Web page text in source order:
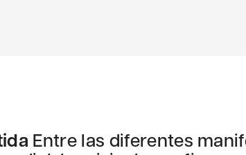
Entre las diferentes